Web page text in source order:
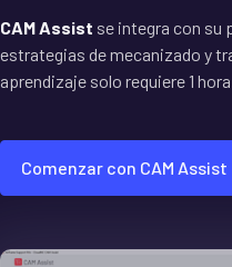
CAM Assist se integra con su
estrategias de mecanizado y
aprendizaje solo requiere 1
Comenzar con CAM